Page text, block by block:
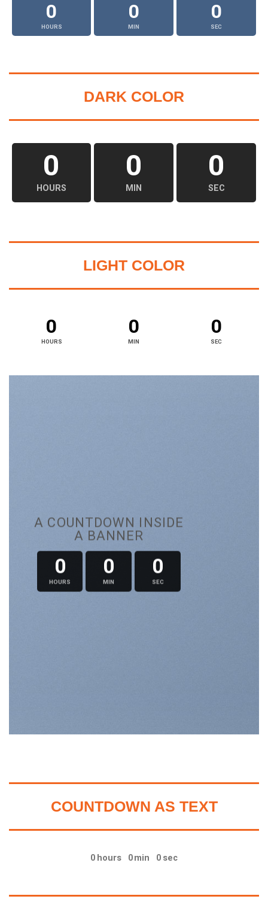
0
HOURS
0
MIN
0
SEC
DARK COLOR
0
HOURS
0
MIN
0
SEC
LIGHT COLOR
0
HOURS
0
MIN
0
SEC
A COUNTDOWN INSIDE
A BANNER
0
HOURS
0
MIN
0
SEC
COUNTDOWN AS TEXT
0 hours 0min 0 sec